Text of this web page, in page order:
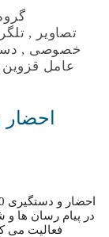
تصاویر,
خصوصی,
عامل قزوین,
در پیام رسان ها و
فعالیت می